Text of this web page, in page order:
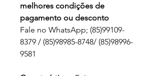
melhores condições de
pagamento ou desconto
Fale no WhatsApp; (85)99109-
8379 / (85)98985-8748/ (85)98996-
9581